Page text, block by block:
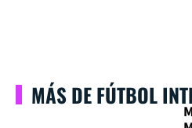
MÁS DE FÚTBOL